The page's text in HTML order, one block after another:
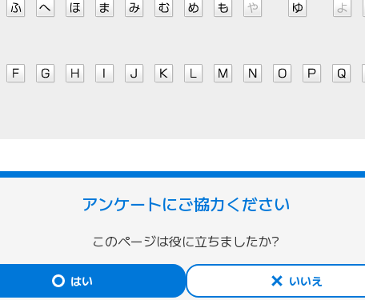
アンケートにご協力ください
このページは役に立ちましたか?
はい いいえ